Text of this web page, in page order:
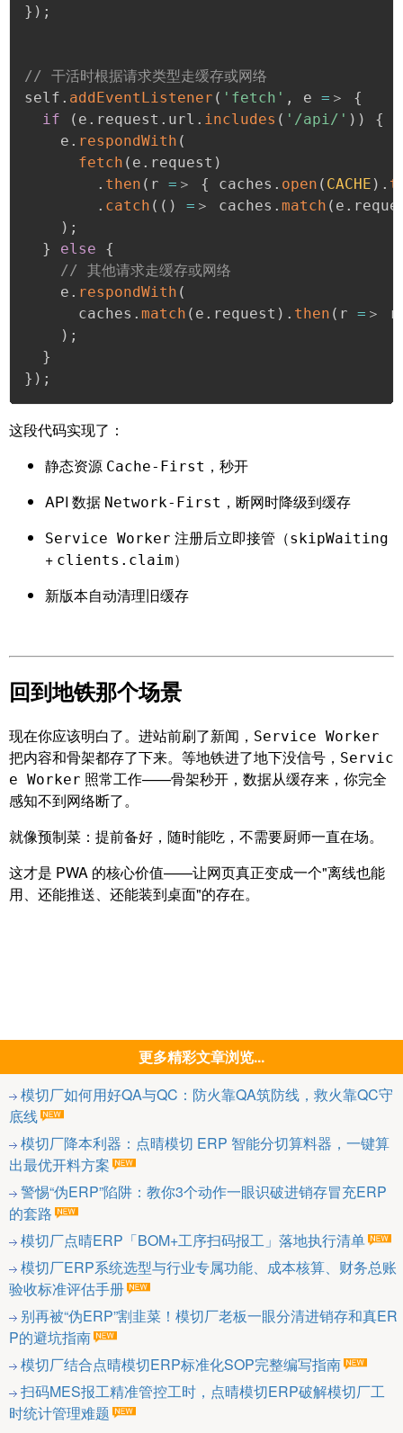
} ) ;
// 干活时根据请求类型走缓存或网络
self . addEventListener ( 'fetch' , e = ＞ {
if
( e . request . url . includes ( '/api/' ) )
{
    e
. respondWith (
fetch ( e . request )
. then ( r = ＞ { caches . open ( CACHE ) .
. catch ( ( ) = ＞ caches . match ( e .
) ;
}
else
{
// 其他请求走缓存或网络
    e
. respondWith (
      caches
. match ( e . request ) . then ( r = ＞
) ;
}
} ) ;
这段代码实现了：
静态资源 Cache-First ，秒开
API 数据 Network-First ，断网时降级到缓存
Service Worker 注册后立即接管（skipWaiting
+ clients.claim）
新版本自动清理旧缓存
回到地铁那个场景
现在你应该明白了。进站前刷了新闻， Service Worker
把内容和骨架都存了下来。等地铁进了地下没信号， Servic
e Worker 照常工作——骨架秒开，数据从缓存来，你完全
感知不到网络断了。
就像预制菜：提前备好，随时能吃，不需要厨师一直在场。
这才是 PWA 的核心价值——让网页真正变成一个"离线也能
用、还能推送、还能装到桌面"的存在。
更多精彩文章浏览...
模切厂如何用好QA与QC：防火靠QA筑防线，救火靠QC守
底线
模切厂降本利器：点晴模切 ERP 智能分切算料器，一键算
出最优开料方案
警惕“伪ERP”陷阱：教你3个动作一眼识破进销存冒充ERP
的套路
模切厂点晴ERP「BOM+工序扫码报工」落地执行清单
模切厂ERP系统选型与行业专属功能、成本核算、财务总账
验收标准评估手册
别再被“伪ERP”割韭菜！模切厂老板一眼分清进销存和真ER
P的避坑指南
模切厂结合点晴模切ERP标准化SOP完整编写指南
扫码MES报工精准管控工时，点晴模切ERP破解模切厂工
时统计管理难题